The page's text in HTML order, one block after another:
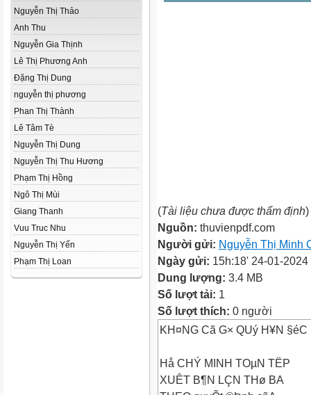
Nguyễn Thị Thảo
Anh Thu
Nguyễn Gia Thịnh
Lê Thị Phương Anh
Đặng Thị Dung
nguyễn thị phương
Phan Thị Thành
Lê Tâm Tè
Nguyễn Thị Dung
Nguyễn Thị Thu Hương
Phạm Thị Hồng
Ngô Thị Mùi
Giang Thanh
Vuu Truc Nhu
Nguyễn Thị Yến
Phạm Thị Loan
(Tài liệu chưa được thẩm định)
Nguồn: thuvienpdf.com
Người gửi: Nguyễn Thị Minh
Ngày gửi: 15h:18' 24-01-2024
Dung lượng: 3.4 MB
Số lượt tải: 1
Số lượt thích: 0 người
KH¤NG Cã G× QUý H¥N §éC
Hå CHÝ MINH TOµN TËP
XUÊT B¶N LÇN THø BA